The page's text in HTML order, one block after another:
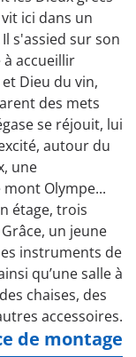
ici dans un
s'assied sur son
accueillir
Dieu du vin,
des mets
se réjouit, lui
autour du
une
Olympe...
étage, trois
un jeune
instruments de
qu’une salle à
chaises, des
accessoires.
de montage